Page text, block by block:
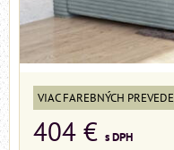
VIAC FAREBNÝCH
404 € s DPH